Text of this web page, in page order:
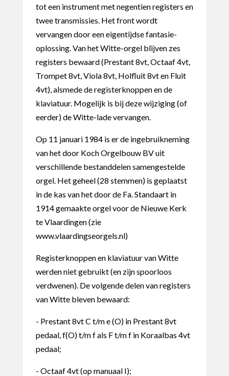
tot een instrument met negentien registers en
twee transmissies. Het front wordt
vervangen door een eigentijdse fantasie-
oplossing. Van het Witte-orgel blijven zes
registers bewaard (Prestant 8vt, Octaaf 4vt,
Trompet 8vt, Viola 8vt, Holfluit 8vt en Fluit
4vt), alsmede de registerknoppen en de
klaviatuur. Mogelijk is bij deze wijziging (of
eerder) de Witte-lade vervangen.
Op 11 januari 1984 is er de ingebruikneming
van het door Koch Orgelbouw BV uit
verschillende bestanddelen samengestelde
orgel. Het geheel (28 stemmen) is geplaatst
in de kas van het door de Fa. Standaart in
1914 gemaakte orgel voor de Nieuwe Kerk
te Vlaardingen (zie
www.vlaardingseorgels.nl)
Registerknoppen en klaviatuur van Witte
werden niet gebruikt (en zijn spoorloos
verdwenen). De volgende delen van registers
van Witte bleven bewaard:
- Prestant 8vt C t/m e (O) in Prestant 8vt
pedaal, f(O) t/m f als F t/m f in Koraalbas 4vt
pedaal;
- Octaaf 4vt (op manuaal I);